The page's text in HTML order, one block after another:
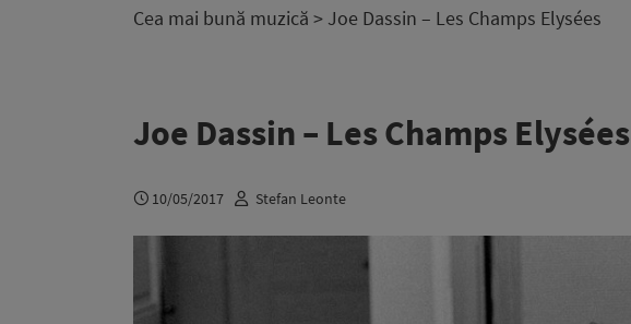
Cea mai bună muzică > Joe Dassin – Les Champs Elysées
Joe Dassin – Les Champs Elysées
10/05/2017 Stefan Leonte